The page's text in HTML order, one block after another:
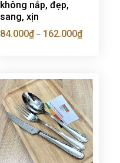
không nắp, đẹp,
sang, xịn
84.000₫– 162.000₫